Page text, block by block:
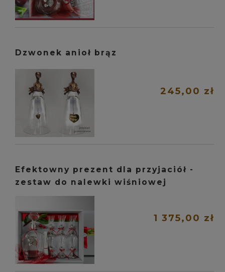
Dzwonek anioł brąz
245,00 zł
Efektowny prezent dla przyjaciół -
zestaw do nalewki wiśniowej
1 375,00 zł